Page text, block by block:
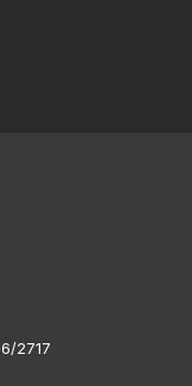
2717